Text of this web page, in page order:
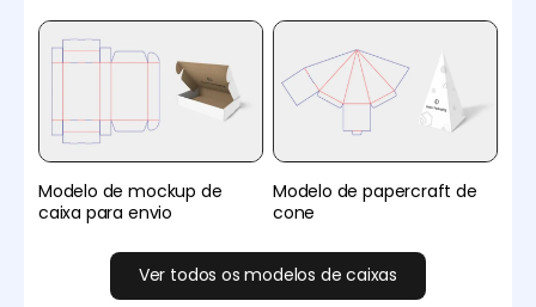
Modelo de mockup de
caixa para envio
Modelo de papercraft de
cone
Ver todos os modelos de caixas